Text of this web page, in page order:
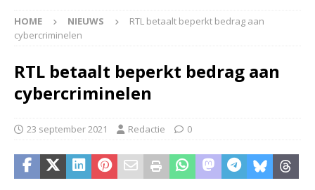
HOME NIEUWS
RTL betaalt beperkt bedrag aan
cybercriminelen
RTL betaalt beperkt bedrag aan
cybercriminelen
23 september 2021 Redactie 0